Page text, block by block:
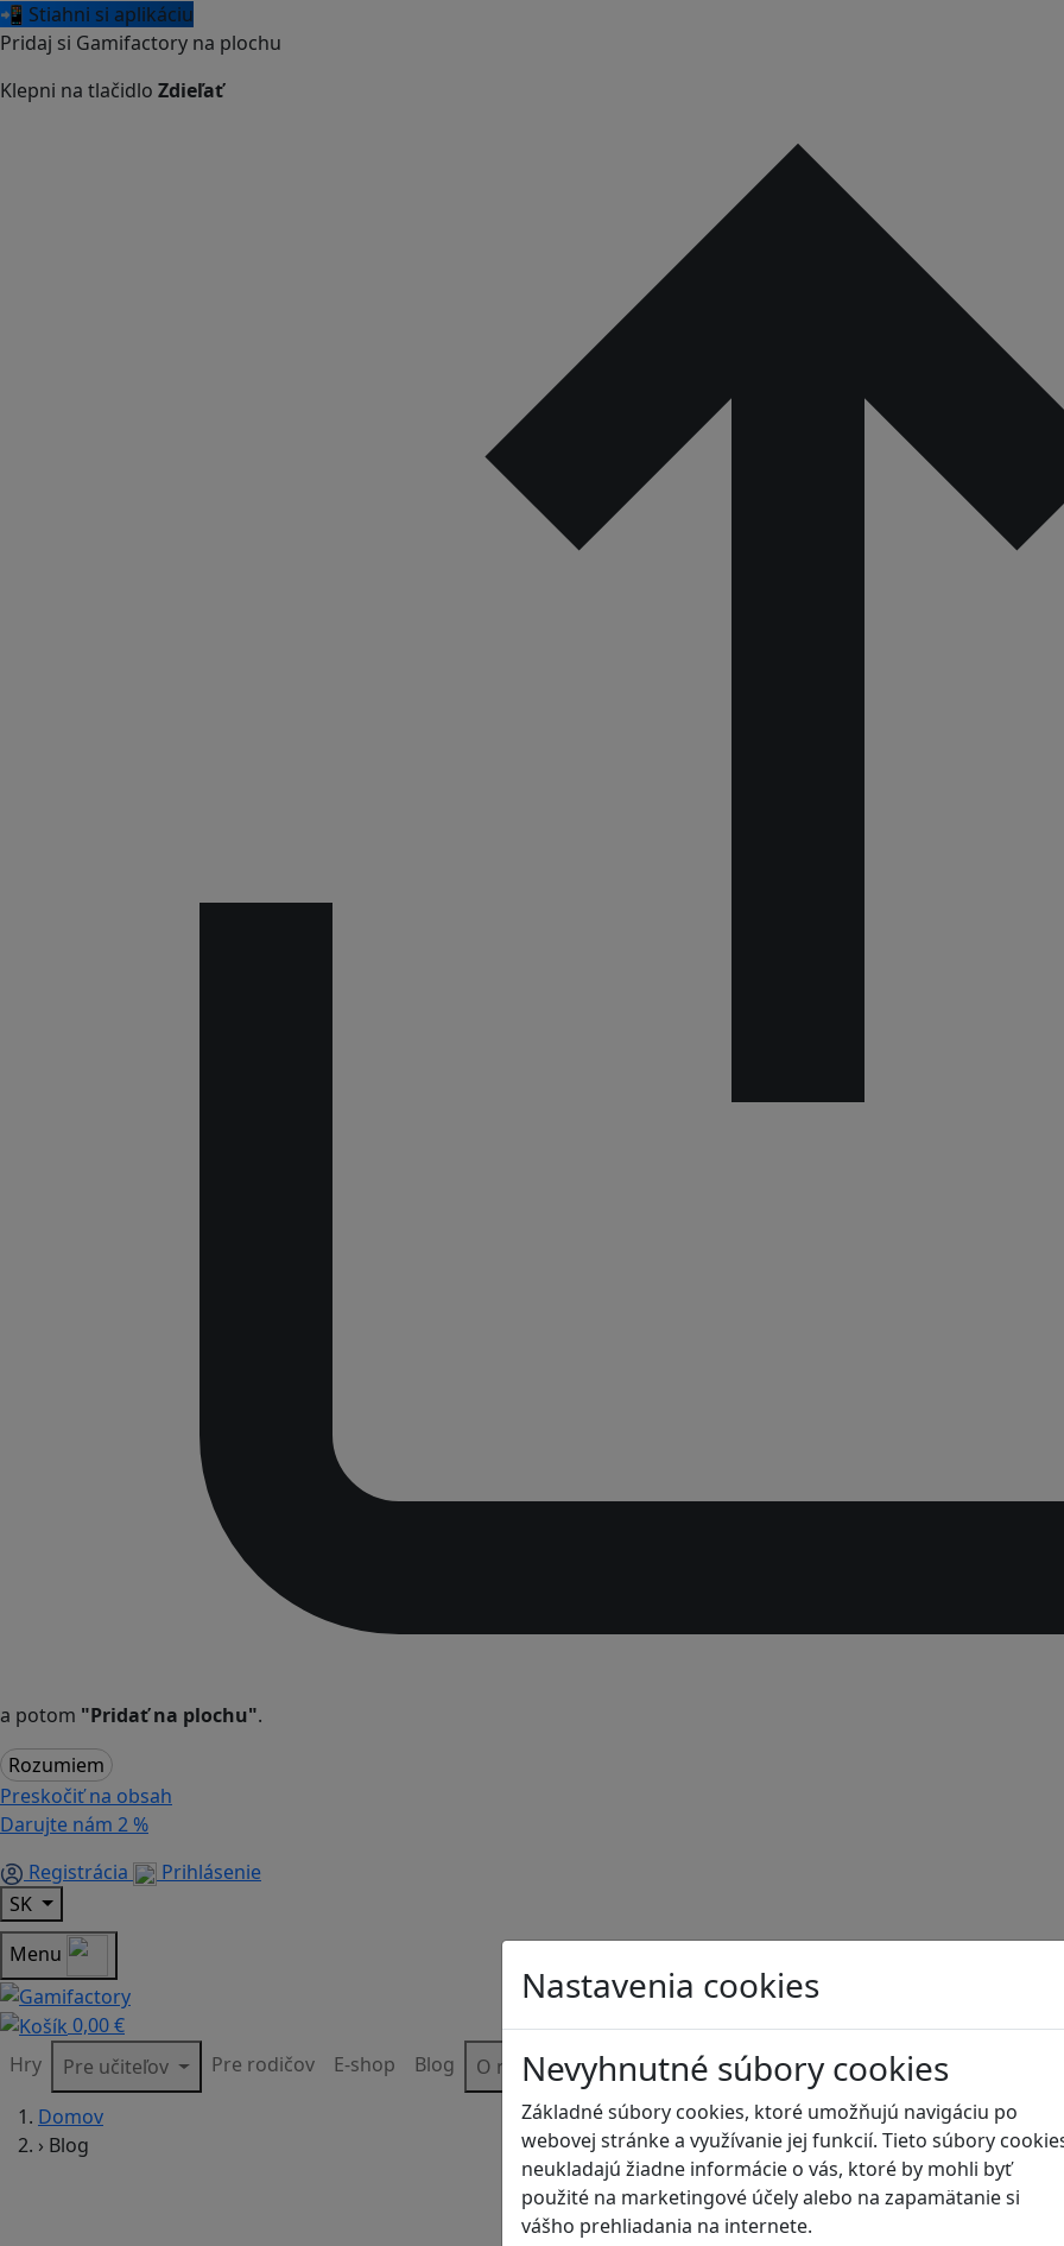
📲 Stiahni si aplikáciu
Pridaj si Gamifactory na plochu
Klepni na tlačidlo Zdieľať
a potom "Pridať na plochu".
Rozumiem
Preskočiť na obsah
Darujte nám 2 %
Registrácia
Prihlásenie
SK
Menu
0,00 €
Hry
Pre učiteľov Pre rodičov E-shop Blog O nás
Nastavenia cookies
Nevyhnutné súbory cookies
Základné súbory cookies, ktoré umožňujú navigáciu po
webovej stránke a využívanie jej funkcií. Tieto súbory
neukladajú žiadne informácie o vás, ktoré by mohli byť
použité na marketingové účely alebo na zapamätanie si
vášho prehliadania na internete.
Domov
› Blog
Blog